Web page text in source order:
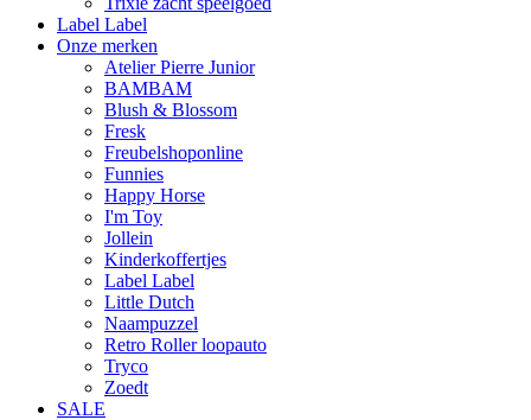
Label Label
Onze merken
Atelier Pierre Junior
BAMBAM
Blush & Blossom
Fresk
Freubelshoponline
Funnies
Happy Horse
I'm Toy
Jollein
Kinderkoffertjes
Label Label
Little Dutch
Naampuzzel
Retro Roller loopauto
Tryco
Zoedt
SALE